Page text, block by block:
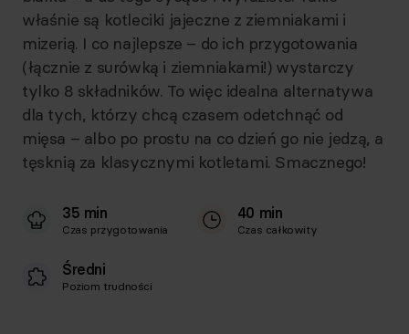
właśnie są kotleciki jajeczne z ziemniakami i
mizerią. I co najlepsze – do ich przygotowania
(łącznie z surówką i ziemniakami!) wystarczy
tylko 8 składników. To więc idealna alternatywa
dla tych, którzy chcą czasem odetchnąć od
mięsa – albo po prostu na co dzień go nie jedzą, a
tęsknią za klasycznymi kotletami. Smacznego!
35 min
Czas przygotowania
40 min
Czas całkowity
Średni
Poziom trudności